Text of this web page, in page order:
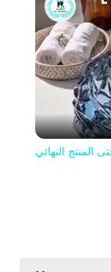
المنتج النهائي